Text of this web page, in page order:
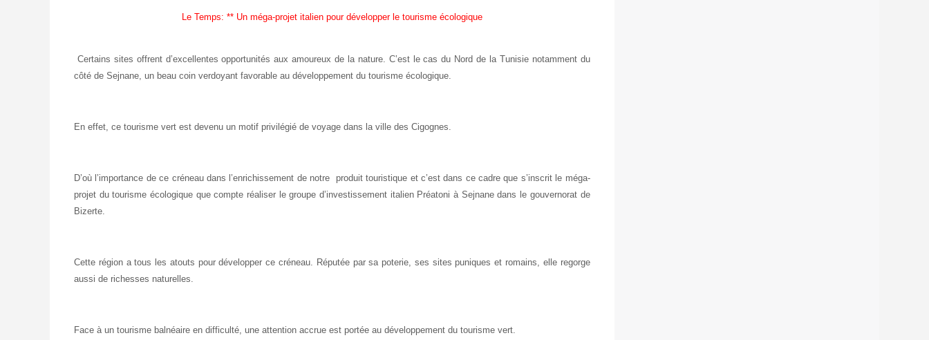
Le Temps: ** Un méga-projet italien pour développer le tourisme écologique
Certains sites offrent d’excellentes opportunités aux amoureux de la nature. C’est le cas du Nord de la Tunisie notamment du
côté de Sejnane, un beau coin verdoyant favorable au développement du tourisme écologique.
En effet, ce tourisme vert est devenu un motif privilégié de voyage dans la ville des Cigognes.
D’où l’importance de ce créneau dans l’enrichissement de notre produit touristique et c’est dans ce cadre que s’inscrit le méga-
projet du tourisme écologique que compte réaliser le groupe d’investissement italien Préatoni à Sejnane dans le gouvernorat de
Bizerte.
Cette région a tous les atouts pour développer ce créneau. Réputée par sa poterie, ses sites puniques et romains, elle regorge
aussi de richesses naturelles.
Face à un tourisme balnéaire en difficulté, une attention accrue est portée au développement du tourisme vert.